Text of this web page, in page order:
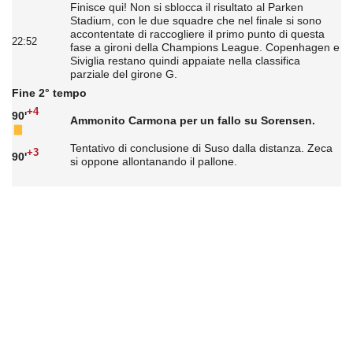
22:52
Finisce qui! Non si sblocca il risultato al Parken
Stadium, con le due squadre che nel finale si sono
accontentate di raccogliere il primo punto di questa
fase a gironi della Champions League. Copenhagen e
Siviglia restano quindi appaiate nella classifica
parziale del girone G.
Fine 2° tempo
90'+4
Ammonito Carmona per un fallo su Sorensen.
90'+3
Tentativo di conclusione di Suso dalla distanza. Zeca
si oppone allontanando il pallone.